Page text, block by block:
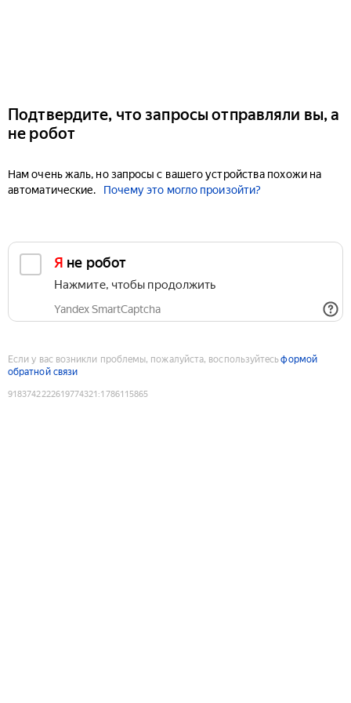
Подтвердите, что запросы отправляли вы, а
не робот
Нам очень жаль, но запросы с вашего устройства похожи на
автоматические.
Почему это могло произойти?
Я не робот
Нажмите, чтобы продолжить
Yandex SmartCaptcha
Если у вас возникли проблемы, пожалуйста, воспользуйтесьформой
обратной связи
9183742222619774321 :1786115865